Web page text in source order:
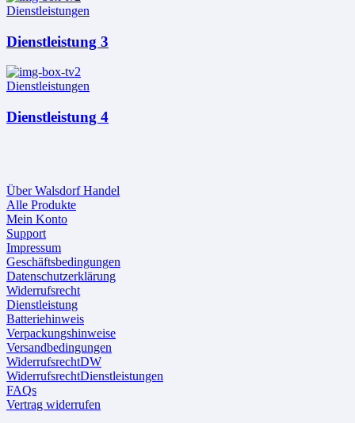
Dienstleistungen
Dienstleistung 3
Dienstleistungen
Dienstleistung 4
Über Walsdorf Handel
Alle Produkte
Mein Konto
Support
Impressum
Geschäftsbedingungen
Datenschutzerklärung
Widerrufsrecht
Dienstleistung
Batteriehinweis
Verpackungshinweise
Versandbedingungen
WiderrufsrechtDW
WiderrufsrechtDienstleistungen
FAQs
Vertrag widerrufen